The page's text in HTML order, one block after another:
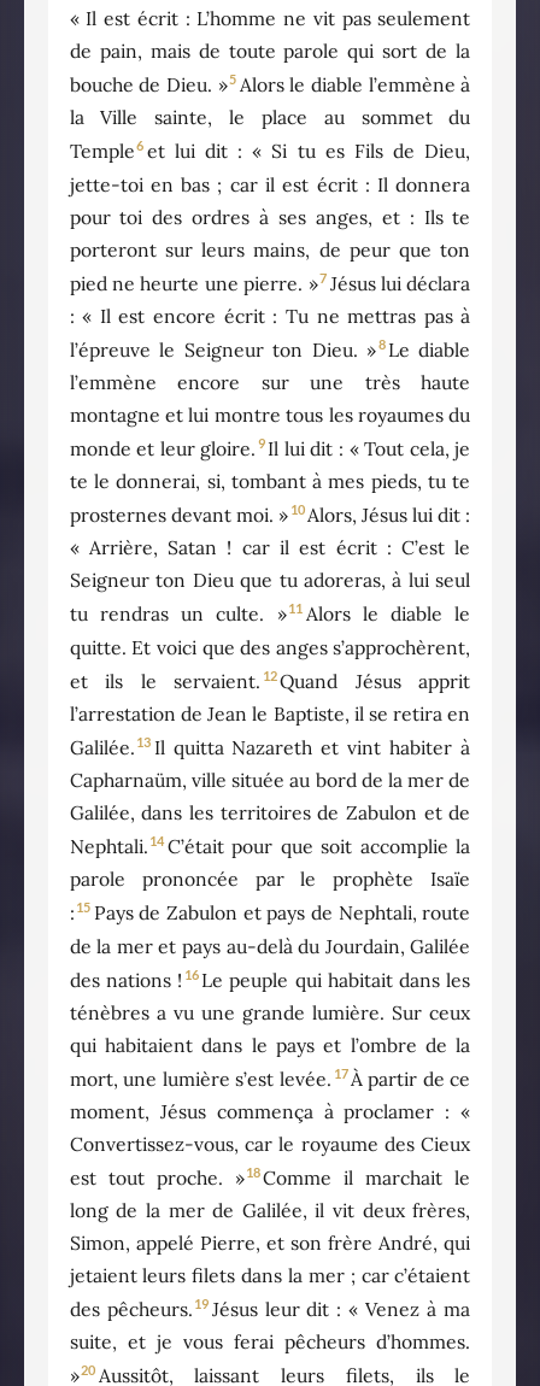
« Il est écrit : L’homme ne vit pas seulement
de pain, mais de toute parole qui sort de la
bouche de Dieu. »5 Alors le diable l’emmène à
la Ville sainte, le place au sommet du
Temple6 et lui dit : « Si tu es Fils de Dieu,
jette-toi en bas ; car il est écrit : Il donnera
pour toi des ordres à ses anges, et : Ils te
porteront sur leurs mains, de peur que ton
pied ne heurte une pierre. »7 Jésus lui déclara
: « Il est encore écrit : Tu ne mettras pas à
l’épreuve le Seigneur ton Dieu. »8 Le diable
l’emmène encore sur une très haute
montagne et lui montre tous les royaumes du
monde et leur gloire. 9 Il lui dit : « Tout cela, je
te le donnerai, si, tombant à mes pieds, tu te
prosternes devant moi. » 10Alors, Jésus lui dit :
« Arrière, Satan ! car il est écrit : C’est le
Seigneur ton Dieu que tu adoreras, à lui seul
tu rendras un culte. »11 Alors le diable le
quitte. Et voici que des anges s’approchèrent,
et ils le servaient. 12Quand Jésus apprit
l’arrestation de Jean le Baptiste, il se retira en
Galilée. 13 Il quitta Nazareth et vint habiter à
Capharnaüm, ville située au bord de la mer de
Galilée, dans les territoires de Zabulon et de
Nephtali. 14 C’était pour que soit accomplie la
parole prononcée par le prophète Isaïe
: 15 Pays de Zabulon et pays de Nephtali, route
de la mer et pays au-delà du Jourdain, Galilée
des nations ! 16 Le peuple qui habitait dans les
ténèbres a vu une grande lumière. Sur ceux
qui habitaient dans le pays et l’ombre de la
mort, une lumière s’est levée. 17 À partir de ce
moment, Jésus commença à proclamer : «
Convertissez-vous, car le royaume des Cieux
est tout proche. »18Comme il marchait le
long de la mer de Galilée, il vit deux frères,
Simon, appelé Pierre, et son frère André, qui
jetaient leurs filets dans la mer ; car c’étaient
des pêcheurs. 19 Jésus leur dit : « Venez à ma
suite, et je vous ferai pêcheurs d’hommes.
»20 Aussitôt, laissant leurs filets, ils le